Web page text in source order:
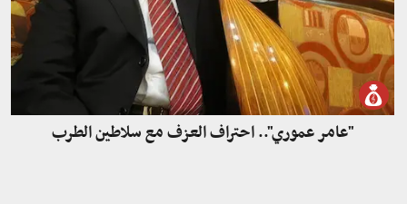
"عامر عموري".. احتراف العزف مع سلاطين الطرب